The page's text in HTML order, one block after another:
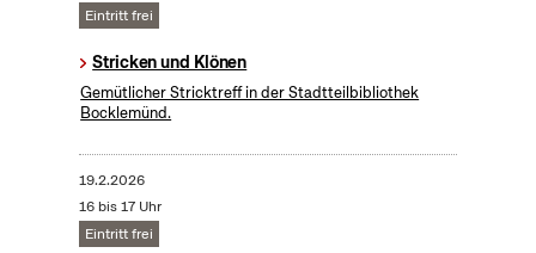
Eintritt frei
Stricken und Klönen
Gemütlicher Stricktreff in der Stadtteilbibliothek
Bocklemünd.
19.2.2026
16 bis 17 Uhr
Eintritt frei